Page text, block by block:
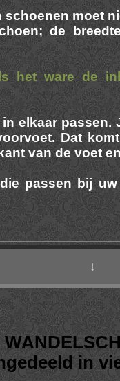
schoenen moet
de
het ware de
elkaar passen.
Dat
van de voet
passen bij
↓
in